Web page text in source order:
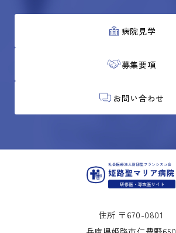
病院見学
募集要項
お問い合わせ
住所 〒670-0801